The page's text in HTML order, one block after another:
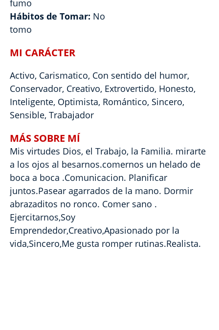
fumo
Hábitos de Tomar: No
tomo
MI CARÁCTER
Activo, Carismatico, Con sentido del humor,
Conservador, Creativo, Extrovertido, Honesto,
Inteligente, Optimista, Romántico, Sincero,
Sensible, Trabajador
MÁS SOBRE MÍ
Mis virtudes Dios, el Trabajo, la Familia. mirarte
a los ojos al besarnos.comernos un helado de
boca a boca .Comunicacion. Planificar
juntos.Pasear agarrados de la mano. Dormir
abrazaditos no ronco. Comer sano .
Ejercitarnos,Soy
Emprendedor,Creativo,Apasionado por la
vida,Sincero,Me gusta romper rutinas.Realista.